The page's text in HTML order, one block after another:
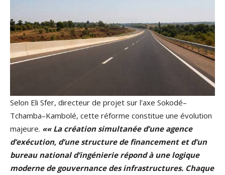
Selon Eli Sfer, directeur de projet sur l’axe Sokodé–
Tchamba–Kambolé, cette réforme constitue une évolution
majeure. «« La création simultanée d’une agence
d’exécution, d’une structure de financement et d’un
bureau national d’ingénierie répond à une logique
moderne de gouvernance des infrastructures. Chaque